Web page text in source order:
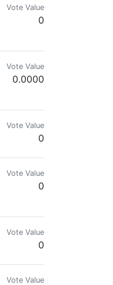
Vote Value
0
Vote Value
0.0000
Vote Value
0
Vote Value
0
Vote Value
0
Vote Value